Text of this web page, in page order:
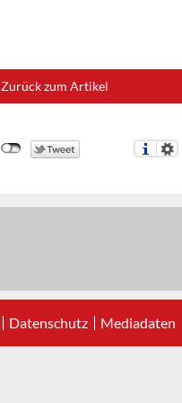
Zurück zum Artikel
Datenschutz Mediadaten